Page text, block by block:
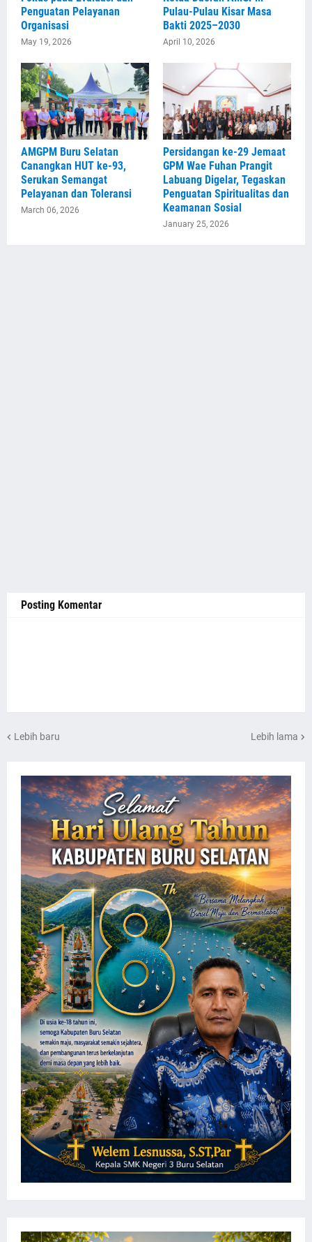
Penguatan Pelayanan
Organisasi
May 19, 2026
Pulau-Pulau Kisar Masa
Bakti 2025–2030
April 10, 2026
AMGPM Buru Selatan
Canangkan HUT ke-93,
Serukan Semangat
Pelayanan dan Toleransi
March 06, 2026
Persidangan ke-29 Jemaat
GPM Wae Fuhan Prangit
Labuang Digelar, Tegaskan
Penguatan Spiritualitas dan
Keamanan Sosial
January 25, 2026
Posting Komentar
Lebih baru Lebih lama